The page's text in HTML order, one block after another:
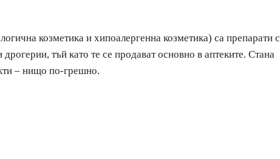
козметика и хипоалергенна козметика) са препарати с
тъй като те се продават основно в аптеките. Стана
– нищо по-грешно.